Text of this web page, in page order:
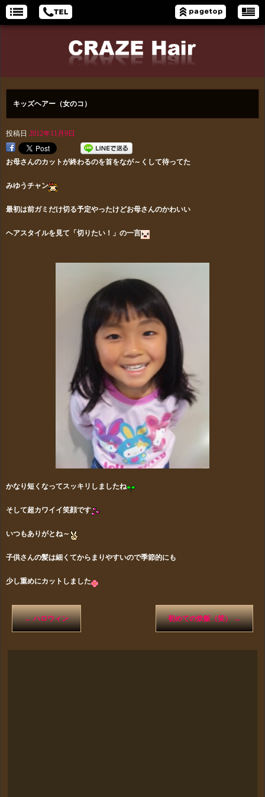
キッズヘアー（女のコ）
投稿日 2012年11月9日
お母さんのカットが終わるのを首をなが～くして待ってた
みゆうチャン
最初は前ガミだけ切る予定やったけどお母さんのかわいい
ヘアスタイルを見て「切りたい！」の一言
かなり短くなってスッキリしましたね
そして超カワイイ笑顔です
いつもありがとね～
子供さんの髪は細くてからまりやすいので季節的にも
少し重めにカットしました
←ハロウィン 初めての炊飯（笑）→